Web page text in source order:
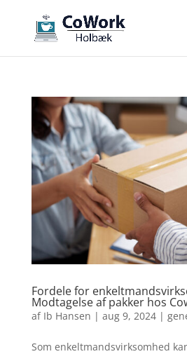
Fordele for
Modtagelse af pakker hos
af Ib Hansen | aug 9, 2024|
Som enkeltmandsvirksomhed